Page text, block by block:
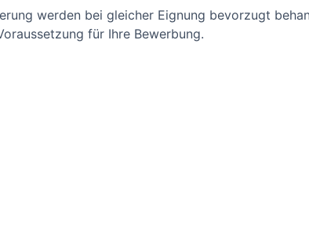
werden bei gleicher Eignung bevorzugt
für Ihre Bewerbung.